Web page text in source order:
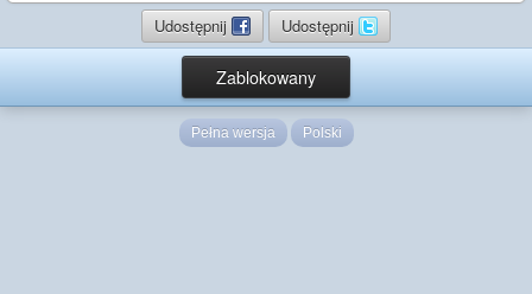
Udostępnij Udostępnij
Zablokowany
Pełna wersja Polski